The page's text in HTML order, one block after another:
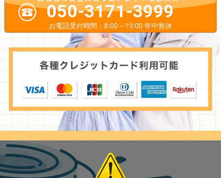
050-3171-3999
お電話受付時間：8:00～19:00 年中無休